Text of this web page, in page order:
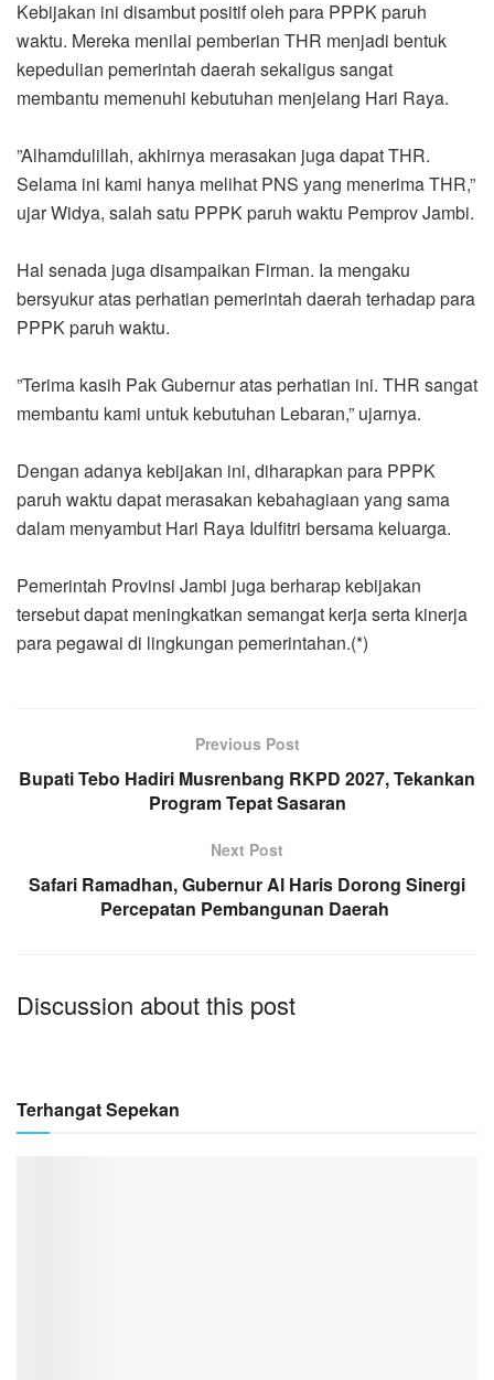
‎Kebijakan ini disambut positif oleh para PPPK paruh
waktu. Mereka menilai pemberian THR menjadi bentuk
kepedulian pemerintah daerah sekaligus sangat
membantu memenuhi kebutuhan menjelang Hari Raya.
‎”Alhamdulillah, akhirnya merasakan juga dapat THR.
Selama ini kami hanya melihat PNS yang menerima THR,”
ujar Widya, salah satu PPPK paruh waktu Pemprov Jambi.
‎Hal senada juga disampaikan Firman. Ia mengaku
bersyukur atas perhatian pemerintah daerah terhadap para
PPPK paruh waktu.
‎”Terima kasih Pak Gubernur atas perhatian ini. THR sangat
membantu kami untuk kebutuhan Lebaran,” ujarnya.
‎Dengan adanya kebijakan ini, diharapkan para PPPK
paruh waktu dapat merasakan kebahagiaan yang sama
dalam menyambut Hari Raya Idulfitri bersama keluarga.
‎Pemerintah Provinsi Jambi juga berharap kebijakan
tersebut dapat meningkatkan semangat kerja serta kinerja
para pegawai di lingkungan pemerintahan.(*)
Previous Post
Bupati Tebo Hadiri Musrenbang RKPD 2027, Tekankan
Program Tepat Sasaran
Next Post
Safari Ramadhan, Gubernur Al Haris Dorong Sinergi
Percepatan Pembangunan Daerah ‎
Discussion about this post
Terhangat Sepekan